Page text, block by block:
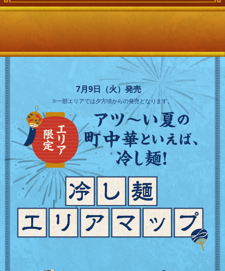
7月9日（火）発売
※一部エリアでは夕方頃からの発売となります。